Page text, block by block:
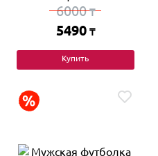
6000₸
5490 ₸
Купить